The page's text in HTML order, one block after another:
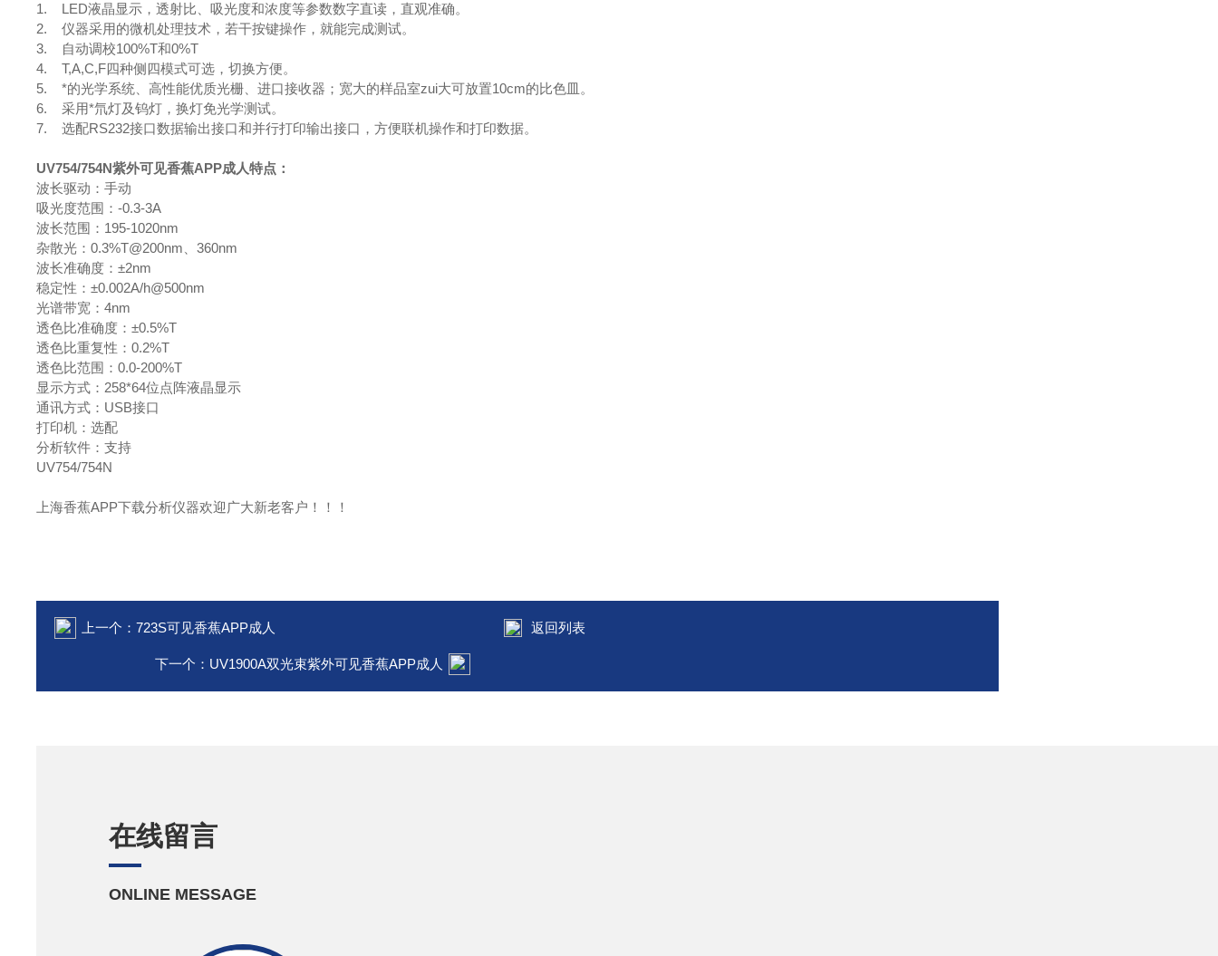
1. LED液晶显示，透射比、吸光度和浓度等参数数字直读，直观准确。
2. 仪器采用的微机处理技术，若干按键操作，就能完成测试。
3. 自动调校100%T和0%T
4. T,A,C,F四种侧四模式可选，切换方便。
5. *的光学系统、高性能优质光栅、进口接收器；宽大的样品室zui大可放置10cm的比色皿。
6. 采用*氘灯及钨灯，换灯免光学测试。
7. 选配RS232接口数据输出接口和并行打印输出接口，方便联机操作和打印数据。
UV754/754N紫外可见香蕉APP成人特点：
波长驱动：手动
吸光度范围：-0.3-3A
波长范围：195-1020nm
杂散光：0.3%T@200nm、360nm
波长准确度：±2nm
稳定性：±0.002A/h@500nm
光谱带宽：4nm
透色比准确度：±0.5%T
透色比重复性：0.2%T
透色比范围：0.0-200%T
显示方式：258*64位点阵液晶显示
通讯方式：USB接口
打印机：选配
分析软件：支持
UV754/754N
上海香蕉APP下载分析仪器欢迎广大新老客户！！！
上一个：723S可见香蕉APP成人 返回列表
下一个： UV1900A双光束紫外可见香蕉APP成人
在线留言
ONLINE MESSAGE